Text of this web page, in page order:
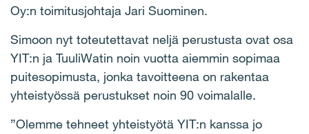
Oy:n toimitusjohtaja Jari Suominen.
Simoon nyt toteutettavat neljä perustusta ovat osa
YIT:n ja TuuliWatin noin vuotta aiemmin sopimaa
puitesopimusta, jonka tavoitteena on rakentaa
yhteistyössä perustukset noin 90 voimalalle.
”Olemme tehneet yhteistyötä YIT:n kanssa jo